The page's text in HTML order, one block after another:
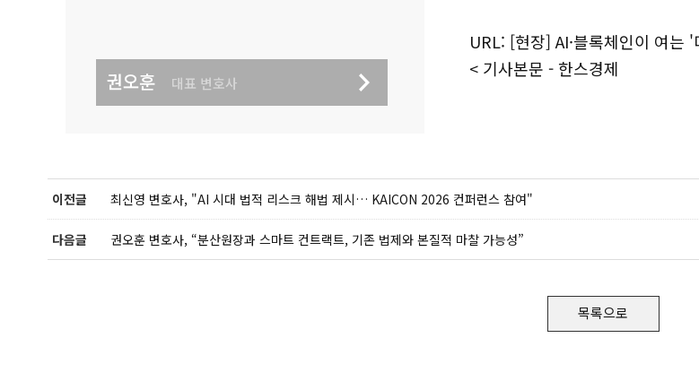
권오훈 대표 변호사
URL: [현장] AI·블록체인이 여는
< 기사본문 - 한스경제
이전글 최신영 변호사, "AI 시대 법적 리스크 해법 제시… KAICON 2026 컨퍼런스 참여"
다음글 권오훈 변호사, “분산원장과 스마트 컨트랙트, 기존 법제와 본질적 마찰 가능성”
목록으로